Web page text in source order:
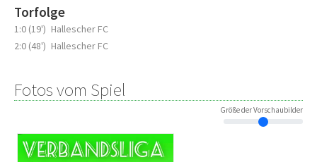
Torfolge
1:0 (19') Hallescher FC
2:0 (48') Hallescher FC
Fotos vom Spiel
Größe der Vorschaubilder